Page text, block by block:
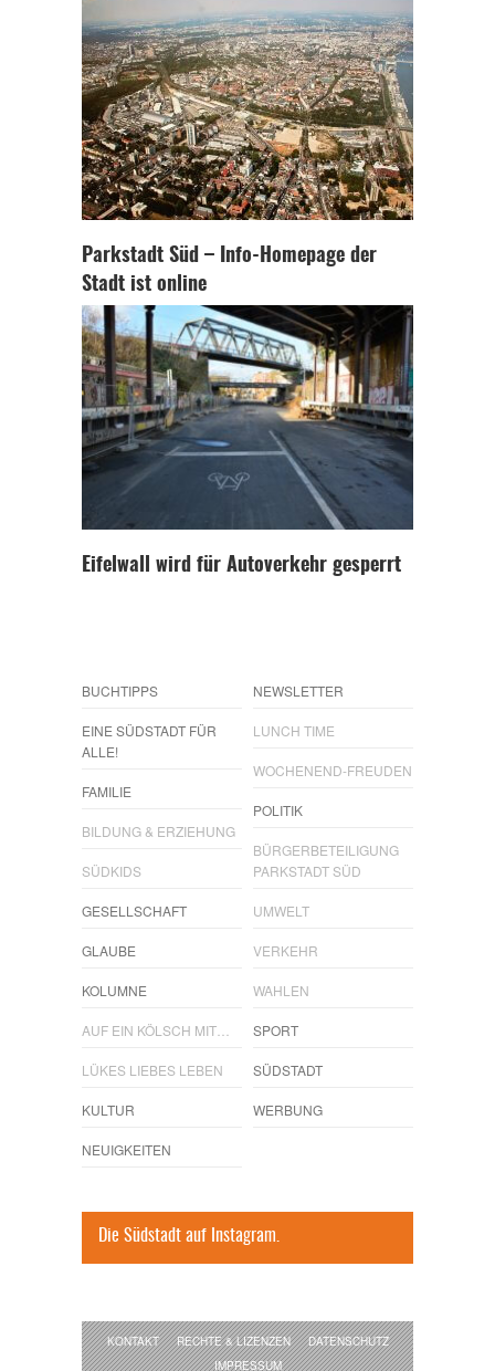
Parkstadt Süd – Info-Homepage der
Stadt ist online
Eifelwall wird für Autoverkehr gesperrt
BUCHTIPPS
EINE SÜDSTADT FÜR
ALLE!
FAMILIE
BILDUNG & ERZIEHUNG
SÜDKIDS
GESELLSCHAFT
GLAUBE
KOLUMNE
AUF EIN KÖLSCH MIT…
LÜKES LIEBES LEBEN
KULTUR
NEUIGKEITEN
NEWSLETTER
LUNCH TIME
WOCHENEND-FREUDEN
POLITIK
BÜRGERBETEILIGUNG
PARKSTADT SÜD
UMWELT
VERKEHR
WAHLEN
SPORT
SÜDSTADT
WERBUNG
Die Südstadt auf Instagram.
KONTAKT RECHTE & LIZENZEN
DATENSCHUTZ
IMPRESSUM